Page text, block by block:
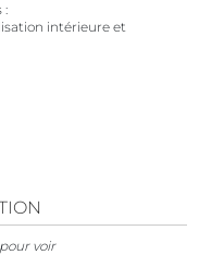
intérieure et
voir